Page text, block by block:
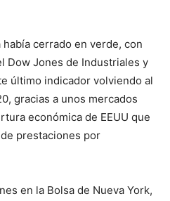
cerrado en verde, con
Dow Jones de Industriales y
último indicador volviendo al
gracias a unos mercados
económica de EEUU que
prestaciones por
en la Bolsa de Nueva York,